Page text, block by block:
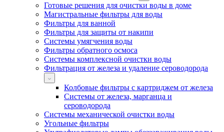
Готовые решения для очистки воды в доме
Магистральные фильтры для воды
Фильтры для ванной
Фильтры для защиты от накипи
Системы умягчения воды
Фильтры обратного осмоса
Системы комплексной очистки воды
Фильтрация от железа и удаление сероводорода
Колбовые фильтры с картриджем от железа
Системы от железа, марганца и
сероводорода
Системы механической очистки воды
Угольные фильтры